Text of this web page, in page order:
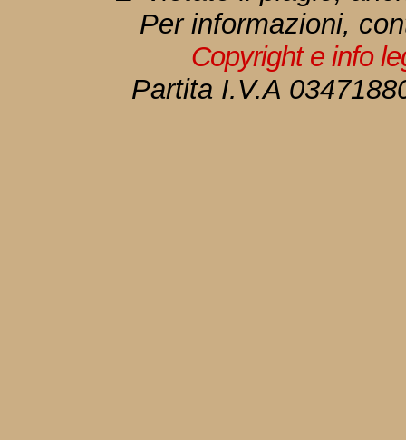
Per informazioni,
Copyright e info
Partita I.V.A